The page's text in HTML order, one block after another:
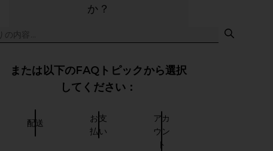
か？
または以下のFAQトピックから選択
してください：
配送
お支
払い
アカ
ウン
ト